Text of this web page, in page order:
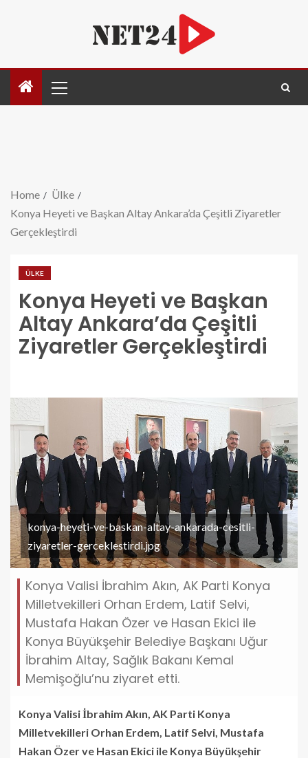
Home
Ülke
Konya Heyeti ve Başkan Altay Ankara’da Çeşitli Ziyaretler
Gerçekleştirdi
ÜLKE
Konya Heyeti ve Başkan
Altay Ankara’da Çeşitli
Ziyaretler Gerçekleştirdi
konya-heyeti-ve-baskan-altay-ankarada-cesitli-
ziyaretler-gerceklestirdi.jpg
Konya Valisi İbrahim Akın, AK Parti Konya
Milletvekilleri Orhan Erdem, Latif Selvi,
Mustafa Hakan Özer ve Hasan Ekici ile
Konya Büyükşehir Belediye Başkanı Uğur
İbrahim Altay, Sağlık Bakanı Kemal
Memişoğlu’nu ziyaret etti.
Konya Valisi İbrahim Akın, AK Parti Konya
Milletvekilleri Orhan Erdem, Latif Selvi, Mustafa
Hakan Özer ve Hasan Ekici ile Konya Büyükşehir